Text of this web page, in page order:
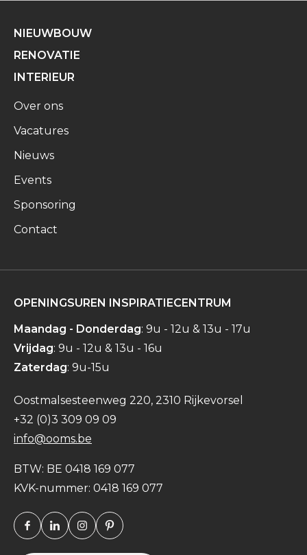
NIEUWBOUW
RENOVATIE
INTERIEUR
Over ons
Vacatures
Nieuws
Events
Sponsoring
Contact
OPENINGSUREN INSPIRATIECENTRUM
Maandag - Donderdag: 9u - 12u & 13u - 17u
Vrijdag: 9u - 12u & 13u - 16u
Zaterdag: 9u-15u
Oostmalsesteenweg 220, 2310 Rijkevorsel
+32 (0)3 309 09 09
info@ooms.be
BTW: BE 0418 169 077
KVK-nummer: 0418 169 077
Facebook
LinkedinInstagramPinterest